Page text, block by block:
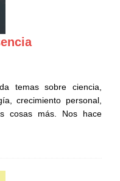
temas sobre ciencia,
crecimiento personal,
cosas más. Nos hace